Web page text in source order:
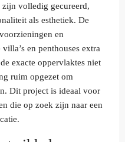
zijn volledig gecureerd,
als esthetiek. De
en
en penthouses extra
exacte oppervlaktes niet
ruim opgezet om
Dit project is ideaal voor
die op zoek zijn naar een